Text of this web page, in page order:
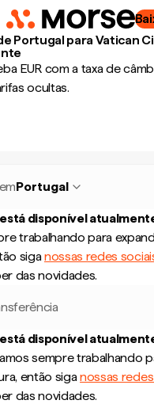
Portugal para Vatican
EUR com a taxa de
ocultas.
Portugal
disponível
trabalhando para
siganossas redes
das novidades.
disponível
sempre trabalhando
então siganossas
das novidades.